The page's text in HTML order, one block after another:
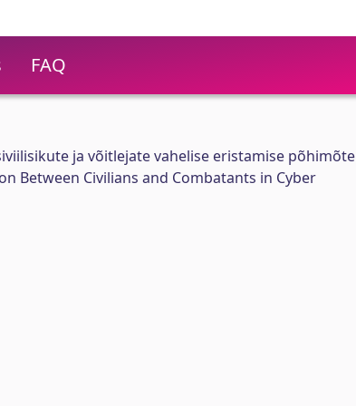
FAQ
ja võitlejate vahelise eristamise põhimõte
Between Civilians and Combatants in Cyber